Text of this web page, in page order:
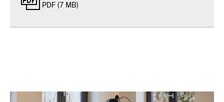
PDF (7 MB)